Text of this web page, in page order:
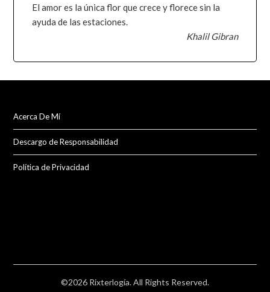
El amor es la única flor que crece y florece sin la
ayuda de las estaciones.
Khalil Gibran
Acerca De Mí
Descargo de Responsabilidad
Política de Privacidad
©2026 Rixterlogía. All Rights Reserved.